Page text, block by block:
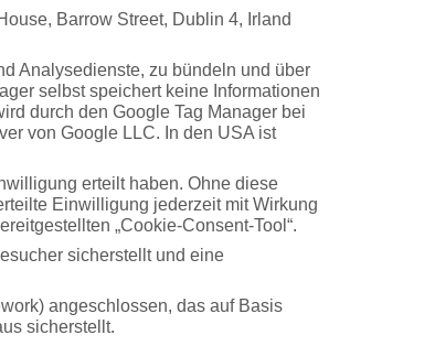
Barrow Street, Dublin 4, Irland
Analysedienste, zu bündeln und über
selbst speichert keine Informationen
durch den Google Tag Manager bei
von Google LLC. In den USA ist
erteilt haben. Ohne diese
Einwilligung jederzeit mit Wirkung
„Cookie-Consent-Tool“.
sicherstellt und eine
angeschlossen, das auf Basis
sicherstellt.